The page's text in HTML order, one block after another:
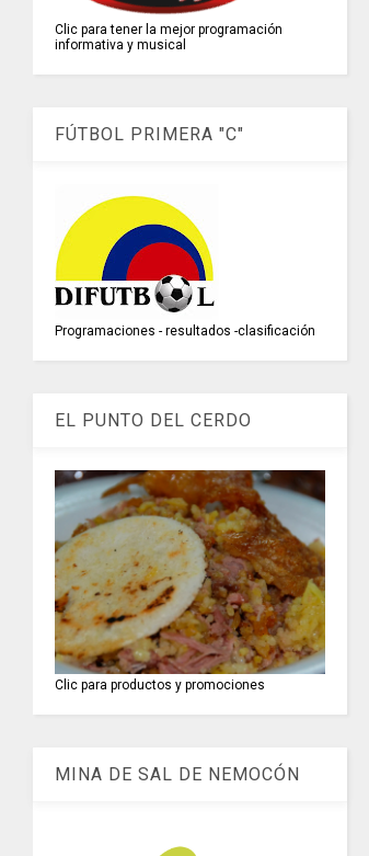
Clic para tener la mejor programación
informativa y musical
FÚTBOL PRIMERA "C"
Programaciones - resultados -clasificación
EL PUNTO DEL CERDO
Clic para productos y promociones
MINA DE SAL DE NEMOCÓN